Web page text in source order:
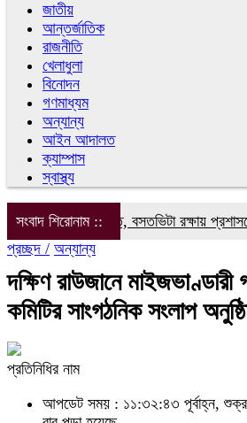
জাতীয়
আন্তর্জাতিক
রাজনীতি
খেলাধুলা
বিনোদন
গণমাধ্যম
অন্যান্য
আইন আদালত
ক্যাম্পাস
স্বাস্থ্য
সংবাদ শিরোনাম ::
বছরের ভোগান্তি, বসতভিটা রক্ষায় প্রশাসনের
প্রচ্ছদ / অন্যান্য
দক্ষিণ রাউজানে মাইজভাণ্ডারী
কমিটির সাংগঠনিক সংলাপ
প্রতিনিধির নাম
আপডেট সময় : ১১:৩২:৪৩ পূর্বাহ্ন,